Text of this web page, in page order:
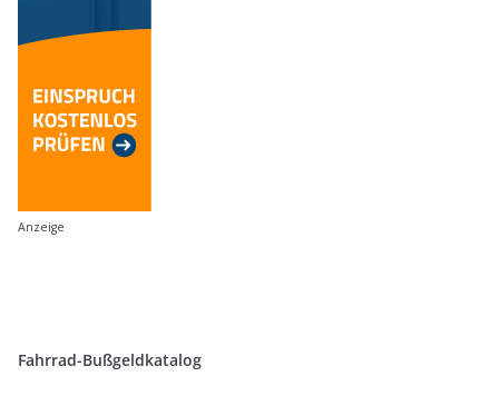
Anzeige
Fahrrad-Bußgeldkatalog